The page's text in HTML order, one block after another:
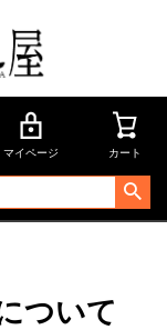
マイページ カート
ついて